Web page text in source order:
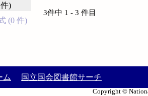
)
(0 件)
3件中 1 - 3 件目
ム 国立国会図書館サーチ
Copyright ©